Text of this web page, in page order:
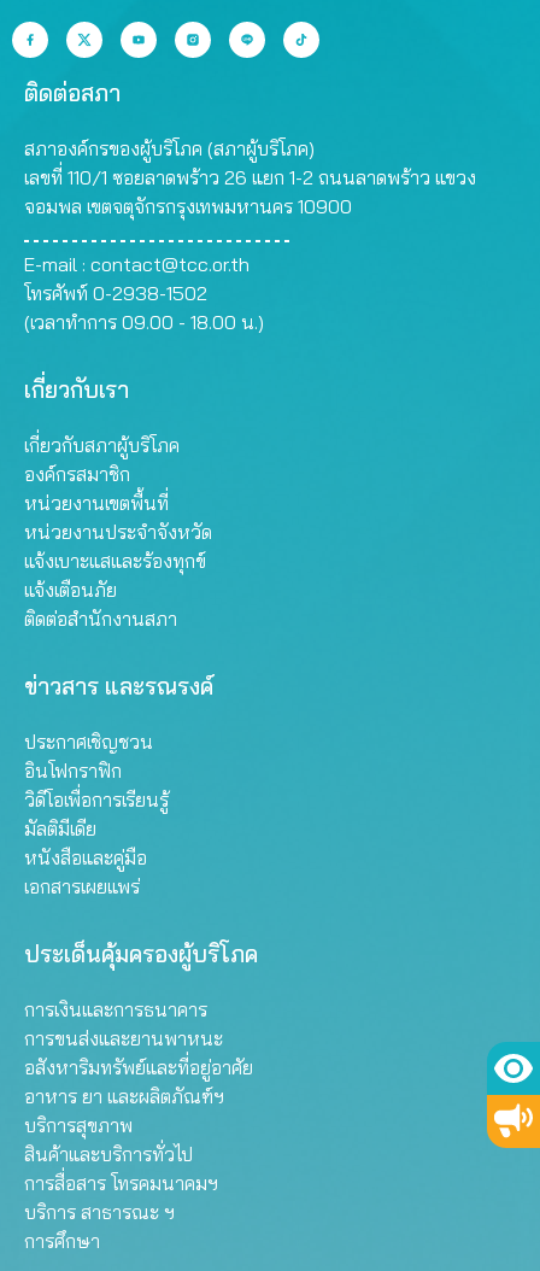
ติดต่อสภา
สภาองค์กรของผู้บริโภค (สภาผู้บริโภค)
เลขที่ 110/1 ซอยลาดพร้าว 26 แยก 1-2 ถนนลาดพร้าว แขวง
จอมพล เขตจตุจักรกรุงเทพมหานคร 10900
E-mail : contact@tcc.or.th
โทรศัพท์ 0-2938-1502
(เวลาทำการ 09.00 - 18.00 น.)
เกี่ยวกับเรา
เกี่ยวกับสภาผู้บริโภค
องค์กรสมาชิก
หน่วยงานเขตพื้นที่
หน่วยงานประจำจังหวัด
แจ้งเบาะแสและร้องทุกข์
แจ้งเตือนภัย
ติดต่อสำนักงานสภา
ข่าวสาร และรณรงค์
ประกาศเชิญชวน
อินโฟกราฟิก
วิดีโอเพื่อการเรียนรู้
มัลติมีเดีย
หนังสือและคู่มือ
เอกสารเผยแพร่
ประเด็นคุ้มครองผู้บริโภค
การเงินและการธนาคาร
การขนส่งและยานพาหนะ
อสังหาริมทรัพย์และที่อยู่อาศัย
อาหาร ยา และผลิตภัณฑ์ฯ
บริการสุขภาพ
สินค้าและบริการทั่วไป
การสื่อสาร โทรคมนาคมฯ
บริการ สาธารณะ ฯ
การศึกษา